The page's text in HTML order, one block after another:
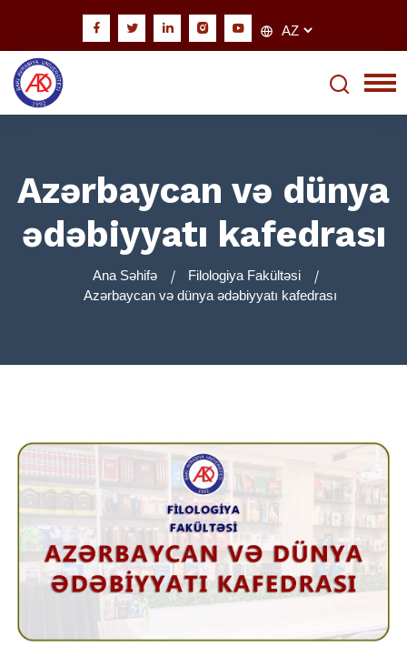
Azərbaycan və dünya
ədəbiyyatı kafedrası
Ana Səhifə
Filologiya Fakültəsi
Azərbaycan və dünya ədəbiyyatı kafedrası